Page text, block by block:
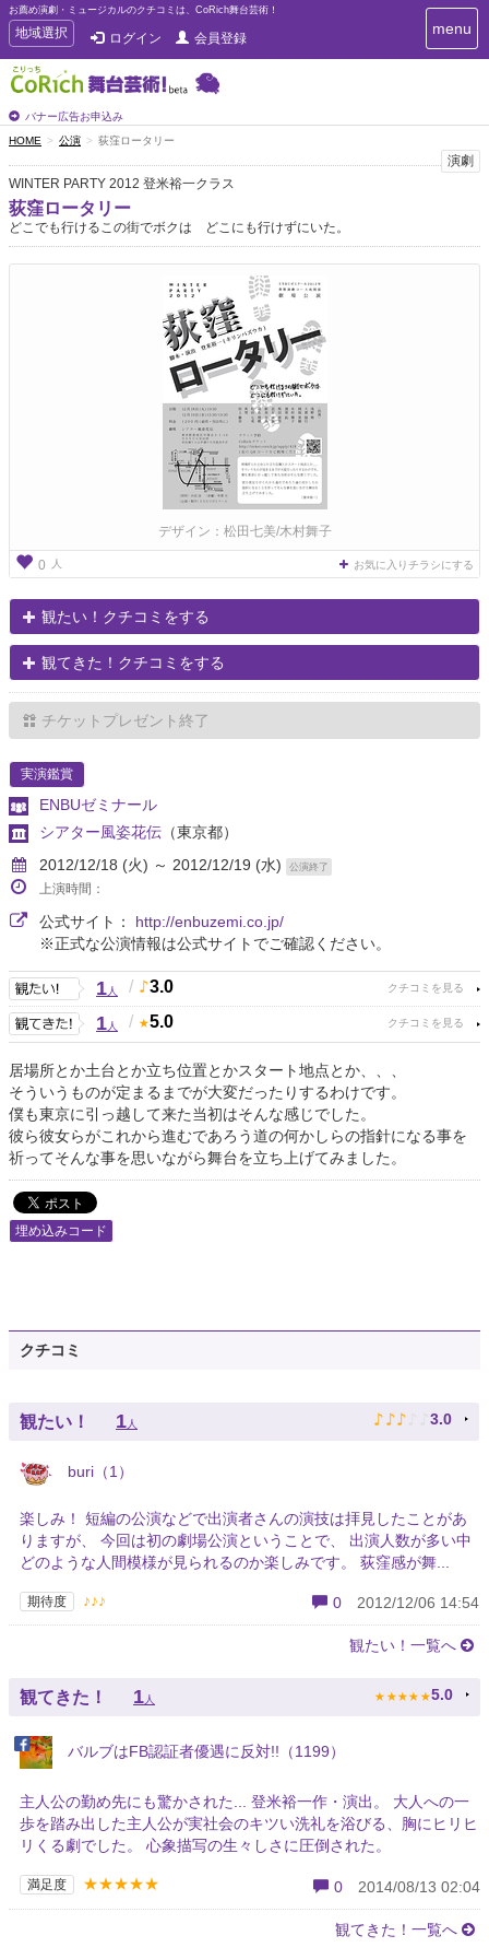
お薦め演劇・ミュージカルのクチコミは、CoRich舞台芸術！
T
o
g
g
e
n
a
v
i
g
a
地域選択 ログイン 会員登録
バナー広告お申込み
T
o
g
a
menu
HOME 公演 荻窪ロータリー
演劇
WINTER PARTY 2012 登米裕一クラス
荻窪ロータリー
どこでも行けるこの街でボクは どこにも行けずにいた。
デザイン：松田七美/木村舞子
0 人 お気に入りチラシにする
観たい！クチコミをする
観てきた！クチコミをする
チケットプレゼント終了
実演鑑賞
ENBUゼミナール
シアター風姿花伝 （東京都）
2012/12/18 (火) ～ 2012/12/19 (水)
公演終了
上演時間：
公式サイト： http://enbuzemi.co.jp/
※正式な公演情報は公式サイトでご確認ください。
1人 / 3.0
1人 / 5.0
居場所とか土台とか立ち位置とかスタート地点とか、、、
そういうものが定まるまでが大変だったりするわけです。
僕も東京に引っ越して来た当初はそんな感じでした。
彼ら彼女らがこれから進むであろう道の何かしらの指針になる事を
祈ってそんな事を思いながら舞台を立ち上げてみました。
埋め込みコード
クチコミ
観たい！ 1人 ♪ ♪ ♪ ♪ ♪ 3.0
buri（1）
楽しみ！ 短編の公演などで出演者さんの演技は拝見したことがあ
りますが、 今回は初の劇場公演ということで、 出演人数が多い中
どのような人間模様が見られるのか楽しみです。 荻窪感が舞...
期待度 ♪♪♪ 0 2012/12/06 14:54
観たい！一覧へ
観てきた！ 1人 ★ ★ ★ ★ ★ 5.0
バルブはFB認証者優遇に反対!!（1199）
主人公の勤め先にも驚かされた... 登米裕一作・演出。 大人への一
歩を踏み出した主人公が実社会のキツい洗礼を浴びる、胸にヒリヒ
リくる劇でした。 心象描写の生々しさに圧倒された。
満足度 ★★★★★ 0 2014/08/13 02:04
観てきた！一覧へ